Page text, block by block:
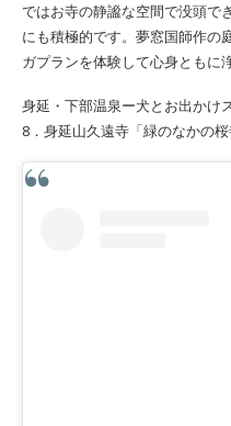
ではお寺の静謐な空間で没頭で
にも積極的です。夢窓国師作の
ガプランを体験して心身ともに
身延・下部温泉ー犬とお出かけ
8．身延山久遠寺「緑のなかの桜